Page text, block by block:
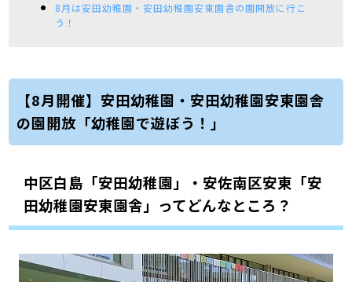
8月は安田幼稚園・安田幼稚園安東園舎の園開放に行こ
う！
【8月開催】安田幼稚園・安田幼稚園安東園舎
の園開放「幼稚園で遊ぼう！」
中区白島「安田幼稚園」・安佐南区安東「安
田幼稚園安東園舎」ってどんなところ？